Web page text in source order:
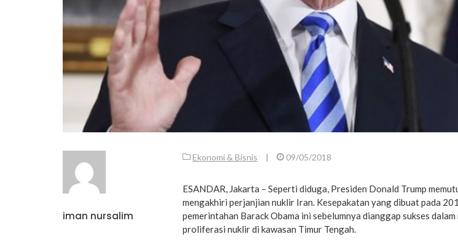
iman nursalim
Ekonomi & Bisnis | 09/05/2018
ESANDAR, Jakarta – Seperti diduga, Presiden Donald Trump
mengakhiri perjanjian nuklir Iran. Kesepakatan yang dibuat pada
pemerintahan Barack Obama ini sebelumnya dianggap sukses dalam
proliferasi nuklir di kawasan Timur Tengah.